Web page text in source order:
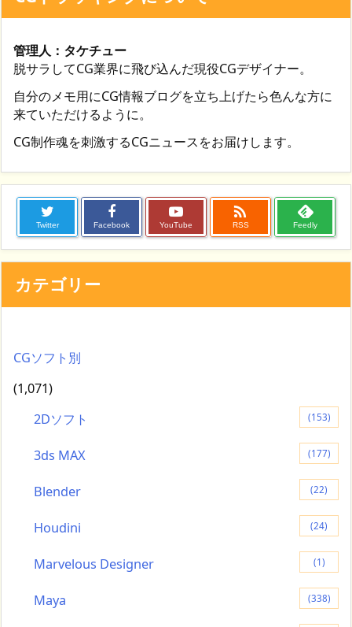
管理人：タケチュー
脱サラしてCG業界に飛び込んだ現役CGデザイナー。
自分のメモ用にCG情報ブログを立ち上げたら色んな方に
来ていただけるように。
CG制作魂を刺激するCGニュースをお届けします。
Twitter Facebook YouTube

RSS Feedly
カテゴリー
CGソフト別
(1,071)
2Dソフト
(153)
3ds MAX (177)
Blender (22)
Houdini (24)
Marvelous Designer (1)
Maya (338)